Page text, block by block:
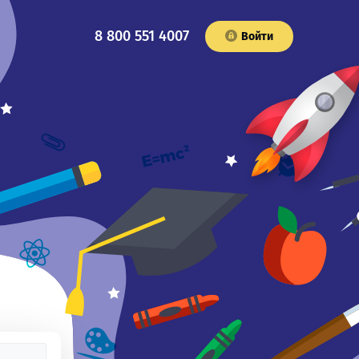
8 800 551 4007 Войти